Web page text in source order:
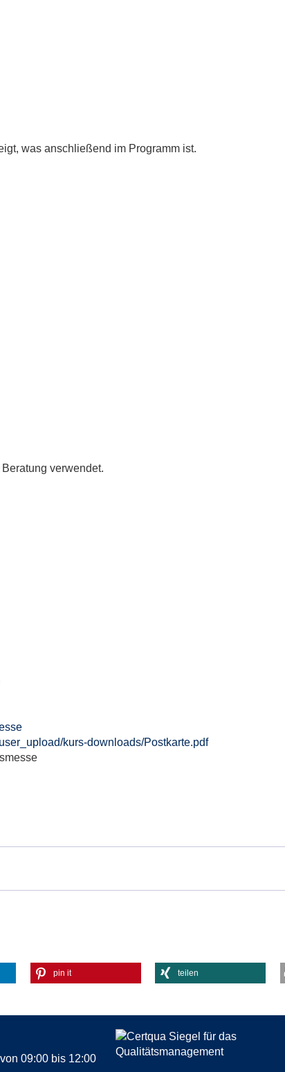
was anschließend im Programm ist.
verwendet.
kurs-downloads/Postkarte.pdf
pin it teilen
09:00 bis 12:00